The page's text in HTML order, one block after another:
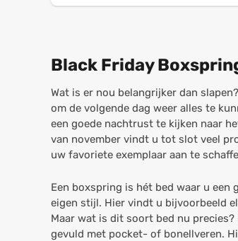
Black Friday
Wat is er nou belangrijker dan
om de volgende dag weer alles te
een goede nachtrust te kijken naar
van november vindt u tot slot veel
uw favoriete exemplaar aan te
Een boxspring is hét bed waar u
eigen stijl. Hier vindt u bijvoorbeeld
Maar wat is dit soort bed nu
gevuld met pocket- of bonellveren.